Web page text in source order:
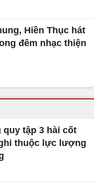
Hiền Thục hát
đêm nhạc thiện
quy tập 3 hài cốt
thuộc lực lượng